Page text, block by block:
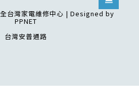
台灣家電維修中心 | Designed by
PPNET
台灣安普通路